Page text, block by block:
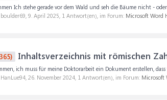
Ich stehe gerade vor dem Wald und seh die Bäume nicht -
9. April 2025, 1 Antwort(en), im Forum: Microsoft Word
Inhaltsverzeichnis mit römischen
ich muss für meine Doktorarbeit ein Dokument erstellen,
26. November 2024, 1 Antwort(en), im Forum: Microsoft